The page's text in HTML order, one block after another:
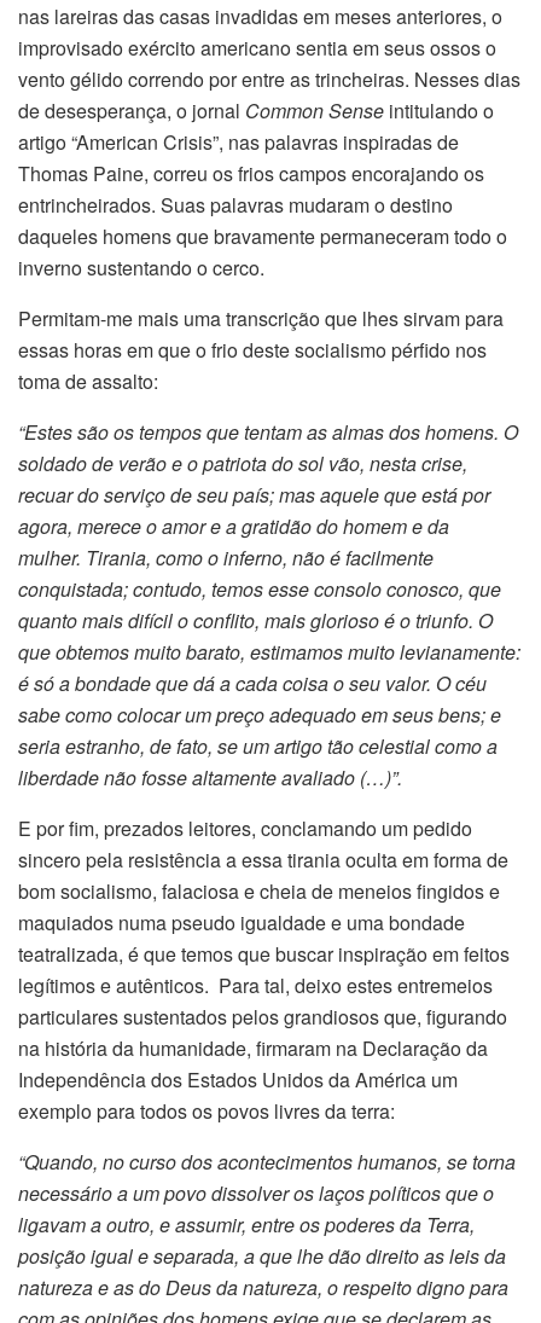
nas lareiras das casas invadidas em meses anteriores, o
improvisado exército americano sentia em seus ossos o
vento gélido correndo por entre as trincheiras. Nesses dias
de desesperança, o jornal Common Sense intitulando o
artigo “American Crisis”, nas palavras inspiradas de
Thomas Paine, correu os frios campos encorajando os
entrincheirados. Suas palavras mudaram o destino
daqueles homens que bravamente permaneceram todo o
inverno sustentando o cerco.
Permitam-me mais uma transcrição que lhes sirvam para
essas horas em que o frio deste socialismo pérfido nos
toma de assalto:
“Estes são os tempos que tentam as almas dos homens. O
soldado de verão e o patriota do sol vão, nesta crise,
recuar do serviço de seu país; mas aquele que está por
agora, merece o amor e a gratidão do homem e da
mulher. Tirania, como o inferno, não é facilmente
conquistada; contudo, temos esse consolo conosco, que
quanto mais difícil o conflito, mais glorioso é o triunfo. O
que obtemos muito barato, estimamos muito levianamente:
é só a bondade que dá a cada coisa o seu valor. O céu
sabe como colocar um preço adequado em seus bens; e
seria estranho, de fato, se um artigo tão celestial como a
liberdade não fosse altamente avaliado (…)”.
E por fim, prezados leitores, conclamando um pedido
sincero pela resistência a essa tirania oculta em forma de
bom socialismo, falaciosa e cheia de meneios fingidos e
maquiados numa pseudo igualdade e uma bondade
teatralizada, é que temos que buscar inspiração em feitos
legítimos e autênticos. Para tal, deixo estes entremeios
particulares sustentados pelos grandiosos que, figurando
na história da humanidade, firmaram na Declaração da
Independência dos Estados Unidos da América um
exemplo para todos os povos livres da terra:
“Quando, no curso dos acontecimentoshumanos, se torna
necessário a um povo dissolver os laços políticos que o
ligavam a outro, e assumir, entre os poderes da Terra,
posição igual e separada, a que lhe dão direito as leis da
natureza e as do Deus da natureza, o respeito digno para